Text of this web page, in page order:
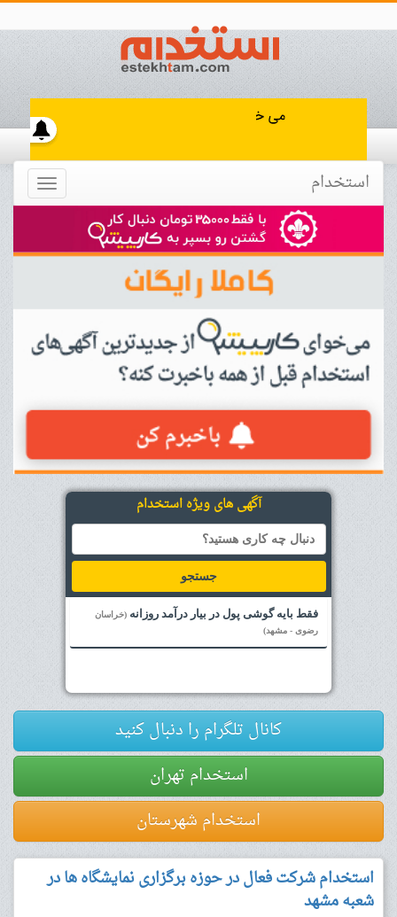
Toggle استخدام
آگهی های ویژه استخدام
جستجو
فقط بایه گوشی پول در بیار درآمد روزانه (خراسان
رضوی - مشهد)
کانال تلگرام را دنبال کنید
استخدام تهران
استخدام شهرستان
استخدام شرکت فعال در حوزه برگزاری نمایشگاه ها در
شعبه مشهد